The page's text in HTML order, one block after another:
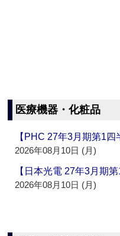
医療機器・化粧品
【PHC 27年3月期第1
2026年08月10日 (月)
【日本光電 27年3月期
2026年08月10日 (月)